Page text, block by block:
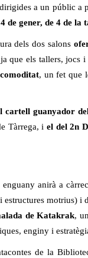
a un públic a
de gener, de 4 de la
dels dos salons
que els tallers, jocs i
, un fet que
cartell guanyador
Tàrrega, iel del 2n
enguany anirà a
motrius) i
de Katakrak,
enginy i
de la